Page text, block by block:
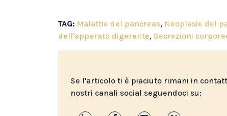
TAG: Malattie del pancreas, Neoplasie del
dell'apparato digerente, Secrezioni
Se l'articolo ti è piaciuto rimani in
nostri canali social seguendoci su: